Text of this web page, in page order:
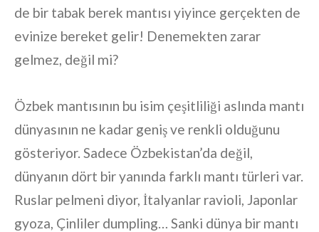
de bir tabak berek mantısı yiyince gerçekten de
evinize bereket gelir! Denemekten zarar
gelmez, değil mi?
Özbek mantısının bu isim çeşitliliği aslında mantı
dünyasının ne kadar geniş ve renkli olduğunu
gösteriyor. Sadece Özbekistan’da değil,
dünyanın dört bir yanında farklı mantı türleri var.
Ruslar pelmeni diyor, İtalyanlar ravioli, Japonlar
gyoza, Çinliler dumpling… Sanki dünya bir mantı